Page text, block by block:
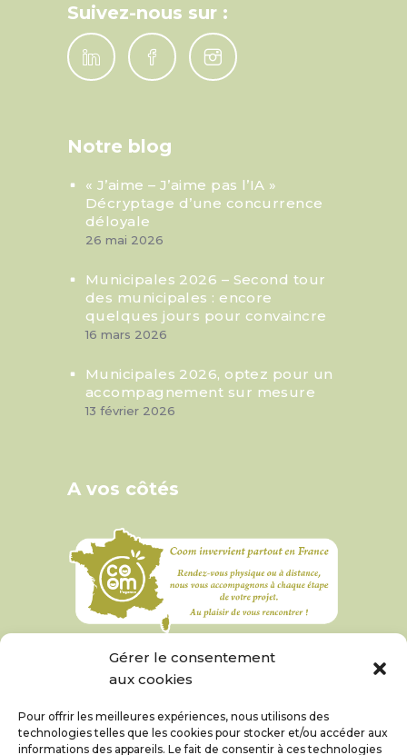
Gérer le consentement
aux cookies
Pour offrir les meilleures expériences, nous utilisons des
technologies telles que les cookies pour stocker et/ou accéder aux
informations des appareils. Le fait de consentir à ces technologies
Suivez-nous sur :
Notre blog
« J’aime – J’aime pas l’IA »
Décryptage d’une concurrence
déloyale
26 mai 2026
Municipales 2026 – Second tour
des municipales : encore
quelques jours pour convaincre
16 mars 2026
Municipales 2026, optez pour un
accompagnement sur mesure
13 février 2026
A vos côtés